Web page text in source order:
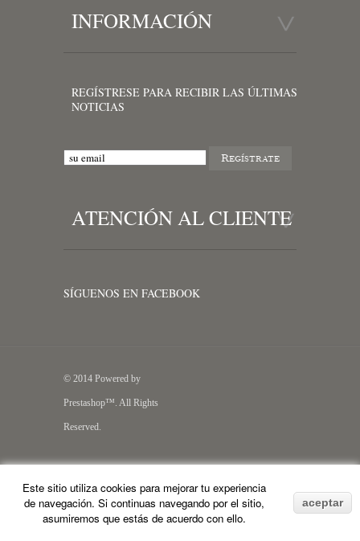
INFORMACIÓN
REGÍSTRESE PARA RECIBIR LAS ÚLTIMAS
NOTICIAS
ATENCIÓN AL CLIENTE
Este sitio utiliza cookies para mejorar tu experiencia
de navegación. Si continuas navegando por el sitio,
asumiremos que estás de acuerdo con ello.
aceptar
SÍGUENOS EN FACEBOOK
© 2014 Powered by
Prestashop™. All Rights
Reserved.